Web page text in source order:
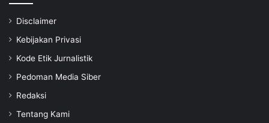
Disclaimer
Kebijakan Privasi
Kode Etik Jurnalistik
Pedoman Media Siber
Redaksi
Tentang Kami